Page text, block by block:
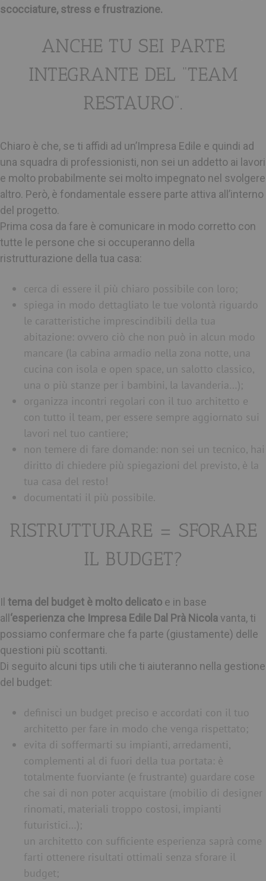
scocciature, stress e frustrazione.
ANCHE TU SEI PARTE
INTEGRANTE DEL “TEAM
RESTAURO”.
Chiaro è che, se ti affidi ad un’Impresa Edile e quindi ad
una squadra di professionisti, non sei un addetto ai lavori
e molto probabilmente sei molto impegnato nel svolgere
altro. Però, è fondamentale essere parte attiva all’interno
del progetto.
Prima cosa da fare è comunicare in modo corretto con
tutte le persone che si occuperanno della
ristrutturazione della tua casa:
cerca di essere il più chiaro possibile con loro;
spiega in modo dettagliato le tue volontà riguardo
le caratteristiche imprescindibili della tua
abitazione: ovvero ciò che non può in alcun modo
mancare (la cabina armadio nella zona notte, una
cucina con isola e open space, un salotto classico,
una o più stanze per i bambini, la lavanderia…);
organizza incontri regolari con il tuo architetto e
con tutto il team, per essere sempre aggiornato sui
lavori nel tuo cantiere;
non temere di fare domande: non sei un tecnico, hai
diritto di chiedere più spiegazioni del previsto, è la
tua casa del resto!
documentati il più possibile.
RISTRUTTURARE = SFORARE
IL BUDGET?
Il tema del budget è molto delicato e in base
all ‘esperienza che Impresa Edile Dal Prà Nicola vanta, ti
possiamo confermare che fa parte (giustamente) delle
questioni più scottanti.
Di seguito alcuni tips utili che ti aiuteranno nella gestione
del budget:
definisci un budget preciso e accordati con il tuo
architetto per fare in modo che venga rispettato;
evita di soffermarti su impianti, arredamenti,
complementi al di fuori della tua portata: è
totalmente fuorviante (e frustrante) guardare cose
che sai di non poter acquistare (mobilio di designer
rinomati, materiali troppo costosi, impianti
futuristici…);
un architetto con sufficiente esperienza saprà come
farti ottenere risultati ottimali senza sforare il
budget;